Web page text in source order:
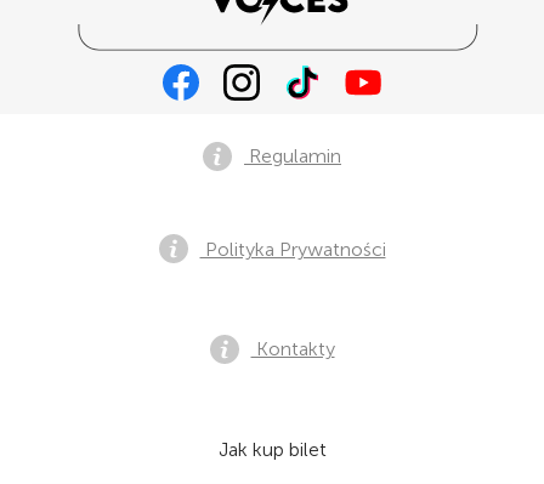
Regulamin
Polityka Prywatności
Kontakty
Jak kup bilet